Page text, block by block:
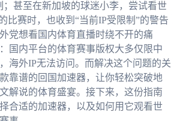
；甚至在新加坡的球迷小李，尝试看世
比赛时，也收到“当前IP受限制”的警告
想看国内体育直播时绕不开的痛
国内平台的体育赛事版权大多仅限中
海外IP无法访问。而解决这个问题的关
靠谱的回国加速器，让你轻松突破地
解说的体育盛宴。接下来，这份指南
合适的加速器，以及如何用它观看世